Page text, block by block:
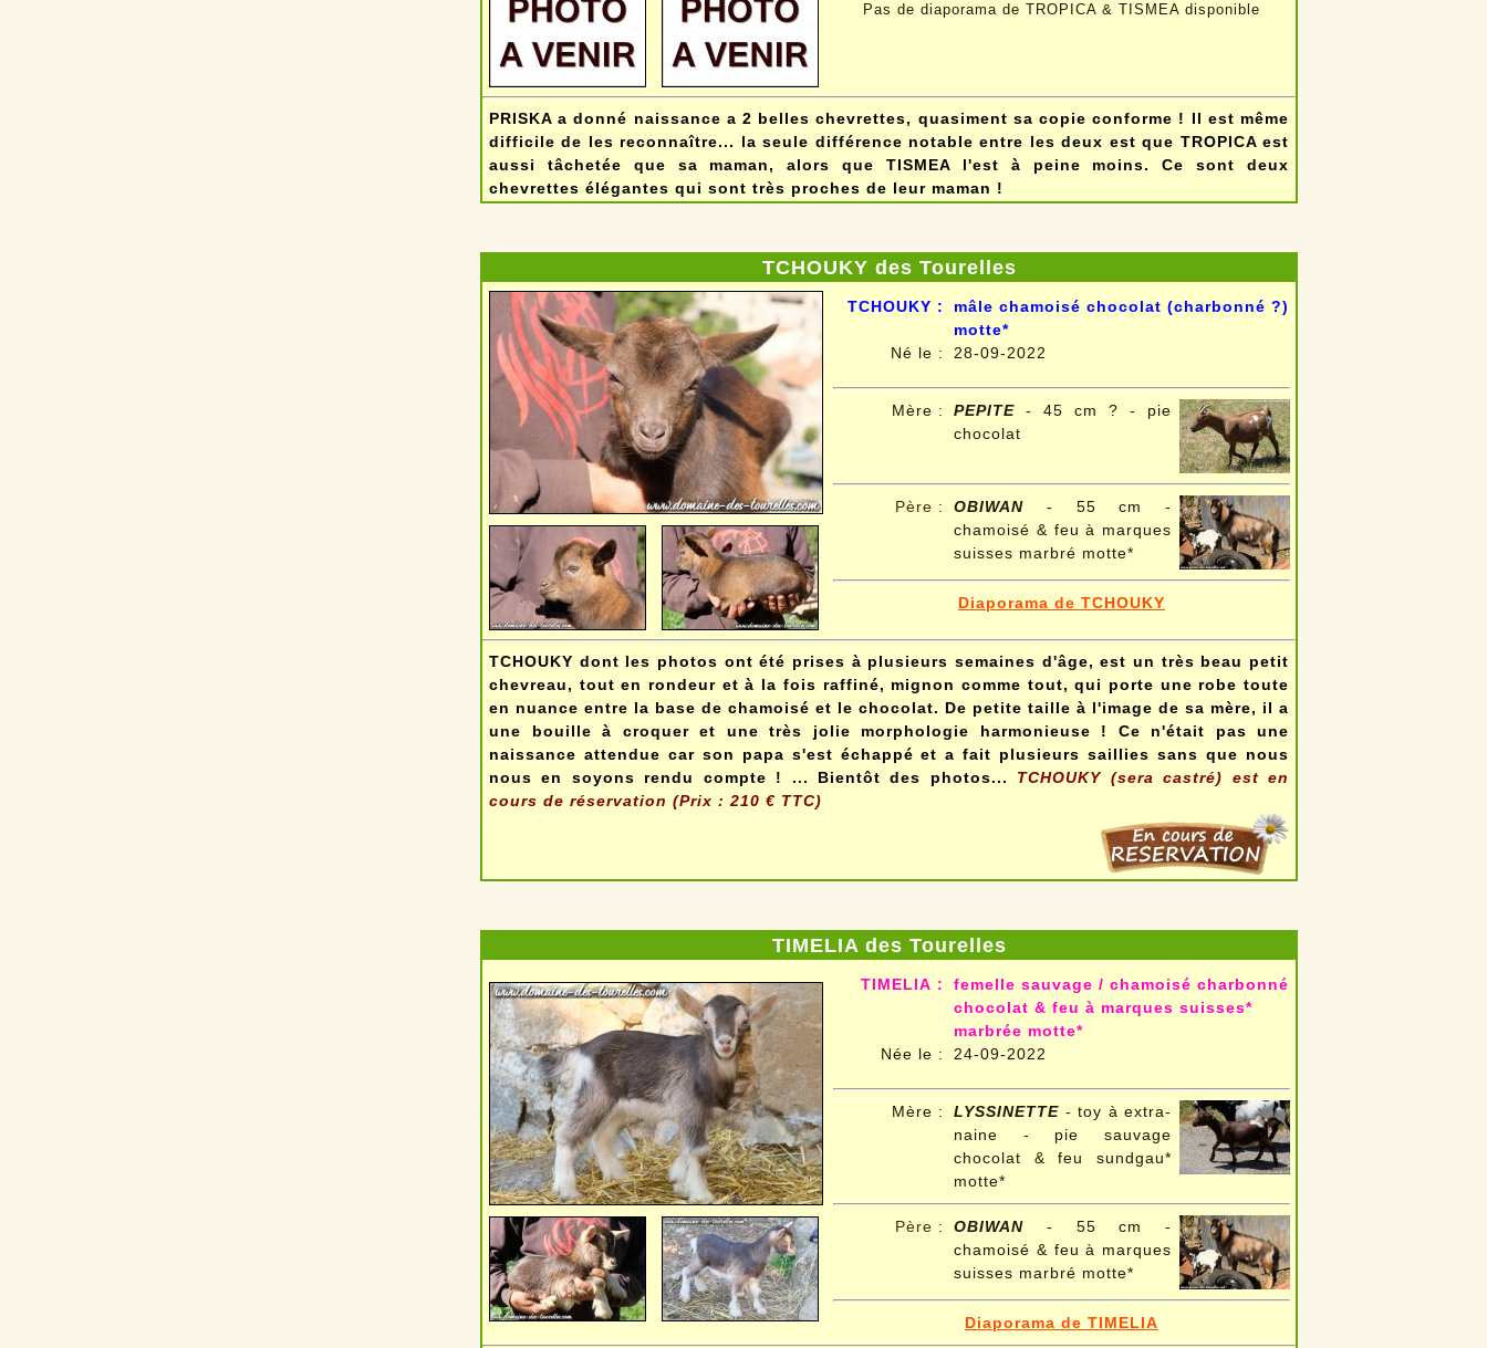
Pas de diaporama de TROPICA & TISMEA disponible
PRISKA a donné naissance a 2 belles chevrettes, quasiment sa copie conforme ! Il est même
difficile de les reconnaître... la seule différence notable entre les deux est que TROPICA est
aussi tâchetée que sa maman, alors que TISMEA l'est à peine moins. Ce sont deux
chevrettes élégantes qui sont très proches de leur maman !
TCHOUKY des Tourelles
TCHOUKY :
Né le :
mâle chamoisé chocolat (charbonné ?)
motte*
28-09-2022
Mère : PEPITE - 45 cm ? - pie
chocolat
Père : OBIWAN - 55 cm -
chamoisé & feu à marques
suisses marbré motte*
Diaporama de TCHOUKY
TCHOUKY dont les photos ont été prises à plusieurs semaines d'âge, est un très beau petit
chevreau, tout en rondeur et à la fois raffiné, mignon comme tout, qui porte une robe toute
en nuance entre la base de chamoisé et le chocolat. De petite taille à l'image de sa mère, il a
une bouille à croquer et une très jolie morphologie harmonieuse ! Ce n'était pas une
naissance attendue car son papa s'est échappé et a fait plusieurs saillies sans que nous
nous en soyons rendu compte ! ... Bientôt des photos... TCHOUKY (sera castré) est en
cours de réservation (Prix : 210 € TTC)
TIMELIA des Tourelles
TIMELIA :
Née le :
femelle sauvage / chamoisé charbonné
chocolat & feu à marques suisses*
marbrée motte*
24-09-2022
Mère : LYSSINETTE - toy à extra-
naine - pie sauvage
chocolat & feu sundgau*
motte*
Père : OBIWAN - 55 cm -
chamoisé & feu à marques
suisses marbré motte*
Diaporama de TIMELIA